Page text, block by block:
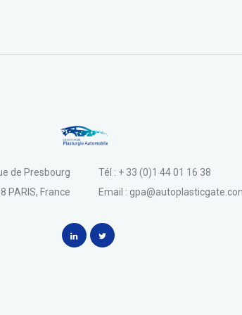
Tél : + 33 (0)1 44 01 16 38
Email :
de Presbourg
PARIS, France